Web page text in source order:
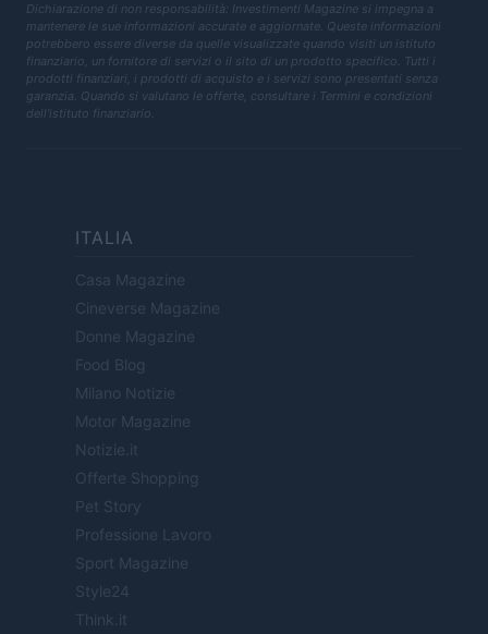
Dichiarazione di non responsabilità: Investimenti Magazine si impegna a
mantenere le sue informazioni accurate e aggiornate. Queste informazioni
potrebbero essere diverse da quelle visualizzate quando visiti un istituto
finanziario, un fornitore di servizi o il sito di un prodotto specifico. Tutti i
prodotti finanziari, i prodotti di acquisto e i servizi sono presentati senza
garanzia. Quando si valutano le offerte, consultare i Termini e condizioni
dell'istituto finanziario.
ITALIA
Casa Magazine
Cineverse Magazine
Donne Magazine
Food Blog
Milano Notizie
Motor Magazine
Notizie.it
Offerte Shopping
Pet Story
Professione Lavoro
Sport Magazine
Style24
Think.it